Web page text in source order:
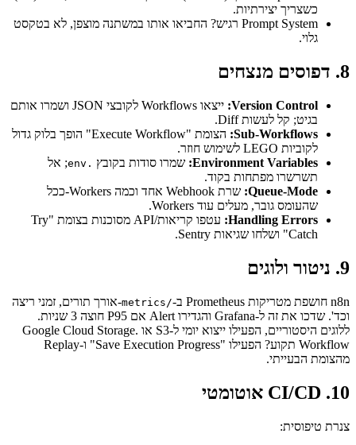
כשצריך יצירתיות.
Prompt System רגיש? החביאו אותו במשתנה מוצפן, לא בטקסט
גלוי.
8. דפוסים מנצחים
Version Control:
ייצאו Workflows לקובצי JSON ושמרו אותם
בגיט; קל לעשות Diff.
Sub-Workflows:
הצומת "Execute Workflow" הופך בלוק גדול
לקוביות LEGO לשימוש חוזר.
Environment Variables: שמרו סודות בקובץ .env
; אל
תשרשרו מפתחות בקוד.
Queue-Mode:
שרת Webhook אחד וכמה Workers-ככל
שהעומס גובר, מעלים עוד Workers.
Handling Errors:
עטפו קריאות/API מסוכנות בצומת "Try
Catch" ושלחו שגיאות Sentry.
9. ניטור ולוגים
n8n חושפת מטריקות Prometheus ב- /metrics
-אורך תורים, זמני ריצה
וכד'. שדכו את זה ל-Grafana והגדירו Alert אם P95 חוצה 3 שניות.
ללוגים היסטוריים, הפעילו ייצוא יומי ל-S3 או Google Cloud Storage.
Workflow תקוע? הפעילו "Save Execution Progress" ו-Replay
מהצומת הבעייתי.
10. CI/CD אוטומטי
צנרת טיפוסית: